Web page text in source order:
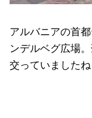
アルバニアの首
ンデルベグ広場
交っていましたね